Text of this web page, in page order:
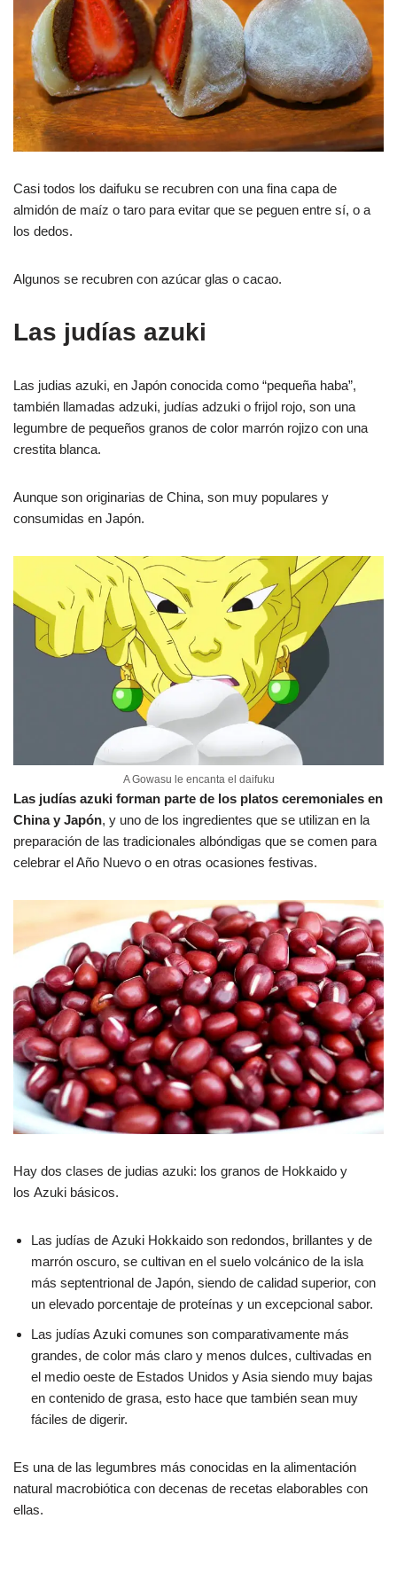
Casi todos los daifuku se recubren con una fina capa de
almidón de maíz o taro para evitar que se peguen entre sí, o a
los dedos.
Algunos se recubren con azúcar glas o cacao.
Las judías azuki
Las judias azuki, en Japón conocida como “pequeña haba”,
también llamadas adzuki, judías adzuki o frijol rojo, son una
legumbre de pequeños granos de color marrón rojizo con una
crestita blanca.
Aunque son originarias de China, son muy populares y
consumidas en Japón.
A Gowasu le encanta el daifuku
Las judías azuki forman parte de los platos ceremoniales en
China y Japón, y uno de los ingredientes que se utilizan en la
preparación de las tradicionales albóndigas que se comen para
celebrar el Año Nuevo o en otras ocasiones festivas.
Hay dos clases de judias azuki: los granos de Hokkaido y
los Azuki básicos.
Las judías de Azuki Hokkaido son redondos, brillantes y de
marrón oscuro, se cultivan en el suelo volcánico de la isla
más septentrional de Japón, siendo de calidad superior, con
un elevado porcentaje de proteínas y un excepcional sabor.
Las judías Azuki comunes son comparativamente más
grandes, de color más claro y menos dulces, cultivadas en
el medio oeste de Estados Unidos y Asia siendo muy bajas
en contenido de grasa, esto hace que también sean muy
fáciles de digerir.
Es una de las legumbres más conocidas en la alimentación
natural macrobiótica con decenas de recetas elaborables con
ellas.